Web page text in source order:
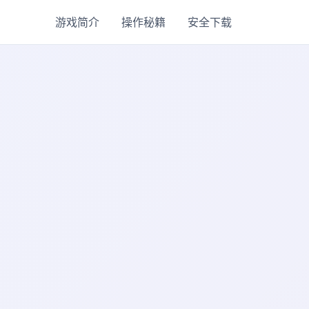
游戏简介 操作秘籍 安全下载